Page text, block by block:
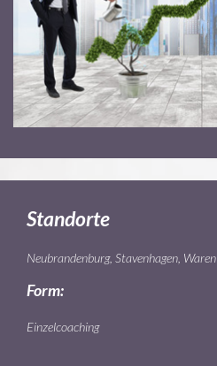
Standorte
Neubrandenburg, Stavenhagen, Waren
Form:
Einzelcoaching